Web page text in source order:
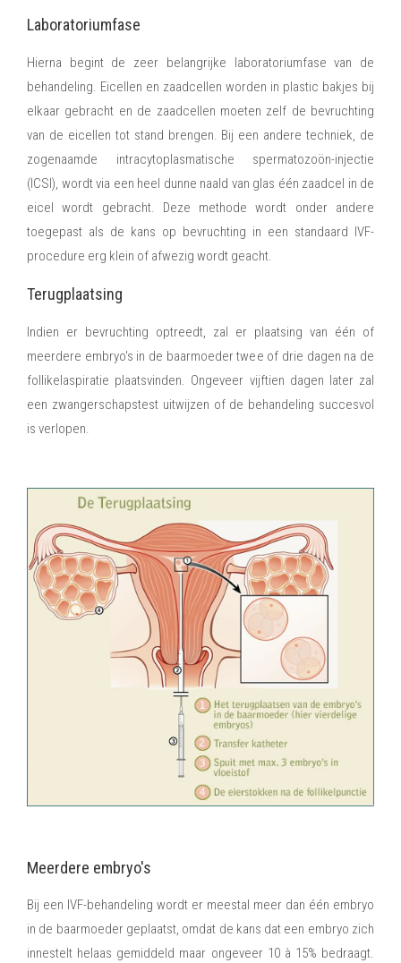
Laboratoriumfase
Hierna begint de zeer belangrijke laboratoriumfase van de
behandeling. Eicellen en zaadcellen worden in plastic bakjes bij
elkaar gebracht en de zaadcellen moeten zelf de bevruchting
van de eicellen tot stand brengen. Bij een andere techniek, de
zogenaamde intracytoplasmatische spermatozoön-injectie
(ICSI), wordt via een heel dunne naald van glas één zaadcel in de
eicel wordt gebracht. Deze methode wordt onder andere
toegepast als de kans op bevruchting in een standaard IVF-
procedure erg klein of afwezig wordt geacht.
Terugplaatsing
Indien er bevruchting optreedt, zal er plaatsing van één of
meerdere embryo's in de baarmoeder twee of drie dagen na de
follikelaspiratie plaatsvinden. Ongeveer vijftien dagen later zal
een zwangerschapstest uitwijzen of de behandeling succesvol
is verlopen.
Meerdere embryo's
Bij een IVF-behandeling wordt er meestal meer dan één embryo
in de baarmoeder geplaatst, omdat de kans dat een embryo zich
innestelt helaas gemiddeld maar ongeveer 10 à 15% bedraagt.